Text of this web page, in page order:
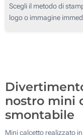
Senza stampa
25
50
Scegli il metodo di
logo o immagine
nostro mini
smontabile
Mini calcetto realizzato